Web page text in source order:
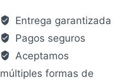
Entrega garantizada
Pagos seguros
Aceptamos
múltiples formas de